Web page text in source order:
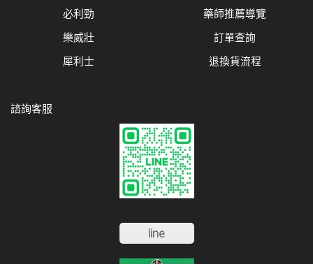
必利勁
樂威壯
犀利士
藥師推薦導覽
訂單查詢
退換貨流程
諮詢客服
line